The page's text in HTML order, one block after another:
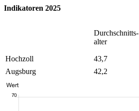
Indikatoren 2025
Durchschnitts-
alter
Hochzoll 43,7
Augsburg
42,2